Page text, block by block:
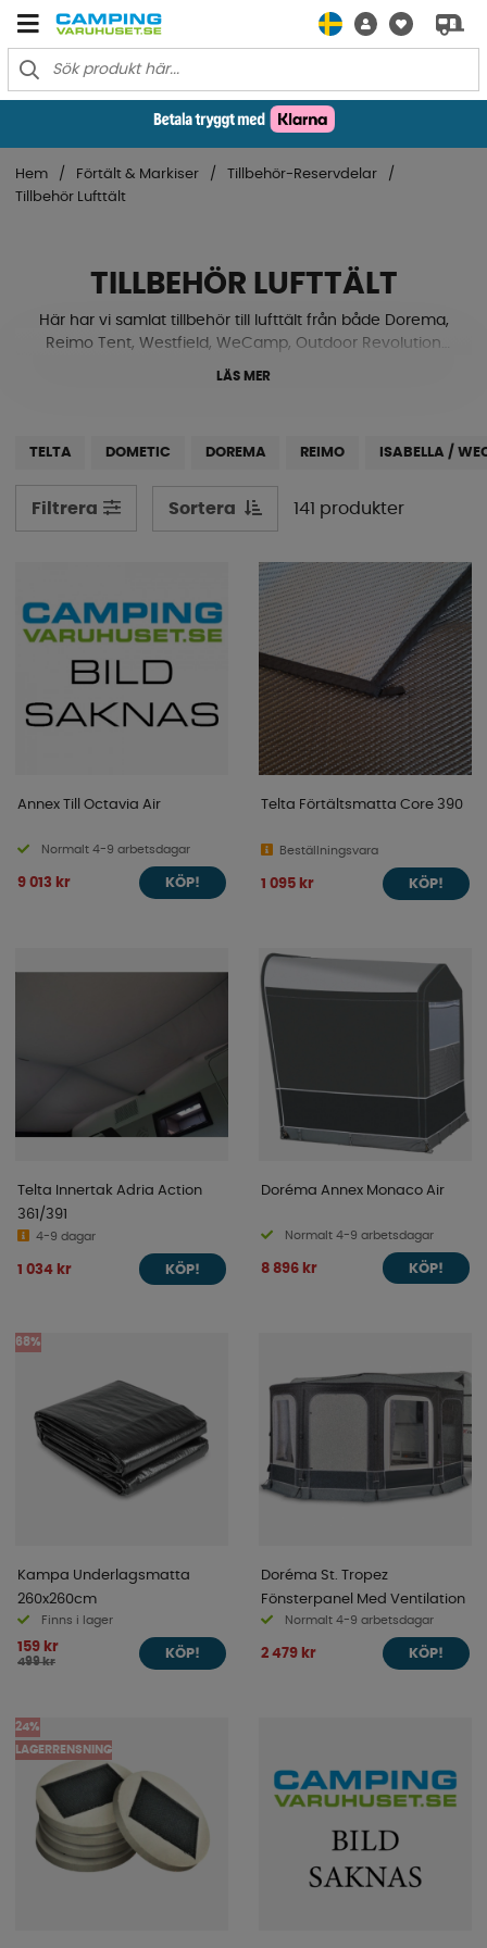
Hem Förtält & Markiser
Tillbehör-Reservdelar
Tillbehör Lufttält
TILLBEHÖR LUFTTÄLT
Här har vi samlat tillbehör till lufttält från både Dorema,
Reimo Tent, Westfield, WeCamp, Outdoor Revolution
och Campella. Allt från annex, luftpump och stormband,
LÄS MER
TELTA DOMETIC DOREMA REIMO ISABELLA /
Filtrera Sortera 141 produkter
Annex Till Octavia Air
Normalt 4-9 arbetsdagar
9 013 kr KÖP!
Telta Förtältsmatta Core 390
Beställningsvara
1 095 kr KÖP!
Telta Innertak Adria Action
361/391
4-9 dagar
1 034 kr KÖP!
Doréma Annex Monaco Air
Normalt 4-9 arbetsdagar
8 896 kr KÖP!
68%
Kampa Underlagsmatta
260x260cm
Finns i lager
159 kr
499 kr
KÖP!
Doréma St. Tropez
Fönsterpanel Med Ventilation
Normalt 4-9 arbetsdagar
2 479 kr KÖP!
24%
LAGERRENSNING